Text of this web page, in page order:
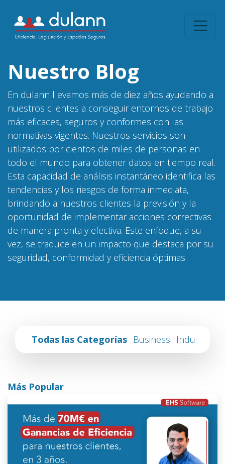
Nuestro Blog
En dulann llevamos más de diez años ayudando a
nuestros clientes a conseguir entornos de trabajo
más eficaces, seguros y conformes con las
normativas vigentes. Nuestros servicios son
utilizados por cientos de miles de personas en
todo el mundo para obtener datos en tiempo real.
Esta capacidad de análisis instantáneo identifica las
tendencias y los riesgos de forma inmediata,
brindando a nuestros clientes la previsión y la
oportunidad de implementar acciones correctivas
de manera pronta y efectiva. Este enfoque, a su
vez, se traduce en un impacto que destaca por su
seguridad, conformidad y eficiencia óptimas
Todas las Categorías Business Industry
Más Popular